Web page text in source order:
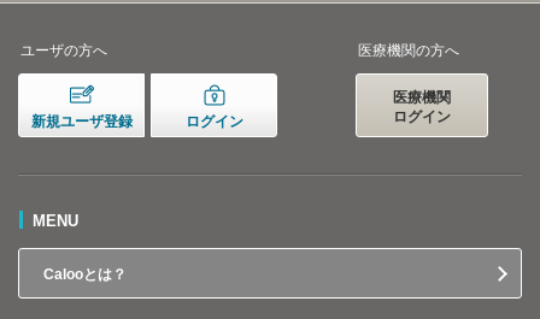
ユーザの方へ
新規ユーザ登録 ログイン
医療機関の方へ
医療機関
ログイン
MENU
Calooとは？